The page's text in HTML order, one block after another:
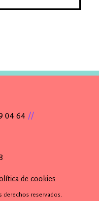
04 64 //
de cookies
derechos reservados.